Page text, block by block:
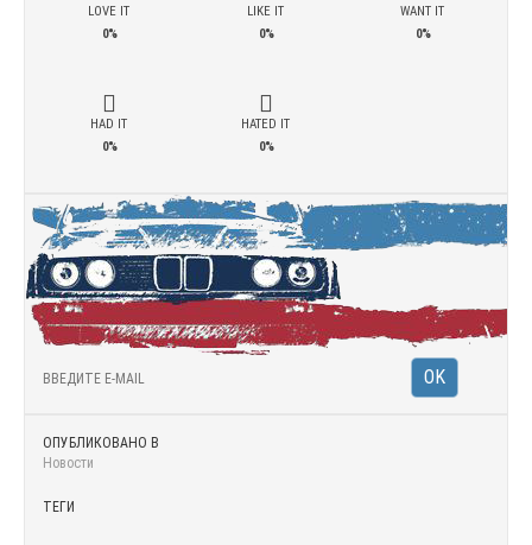
LOVE IT
0%
LIKE IT
0%
WANT IT
0%
HAD IT
0%
HATED IT
0%
ОПУБЛИКОВАНО В
Новости
ТЕГИ